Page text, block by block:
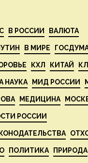
В РОССИИ ВАЛЮТА
В МИРЕ
КХЛ КИТАЙ
НАУКА МИД РОССИИ
МЕДИЦИНА
РОССИИ
ПОЛИТИКА ПРИРОДА